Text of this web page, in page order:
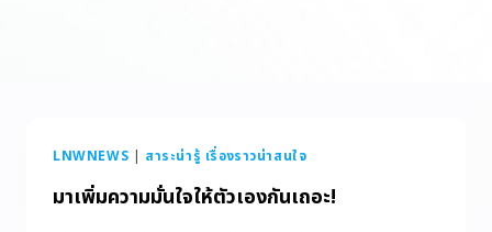
LNWNEWS | สาระน่ารู้ เรื่องราวน่าสนใจ
มาเพิ่มความมั่นใจให้ตัวเองกันเถอะ!